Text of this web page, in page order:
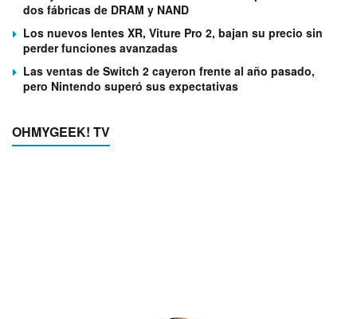
dos fábricas de DRAM y NAND
Los nuevos lentes XR, Viture Pro 2, bajan su precio sin
perder funciones avanzadas
Las ventas de Switch 2 cayeron frente al año pasado,
pero Nintendo superó sus expectativas
OHMYGEEK! TV